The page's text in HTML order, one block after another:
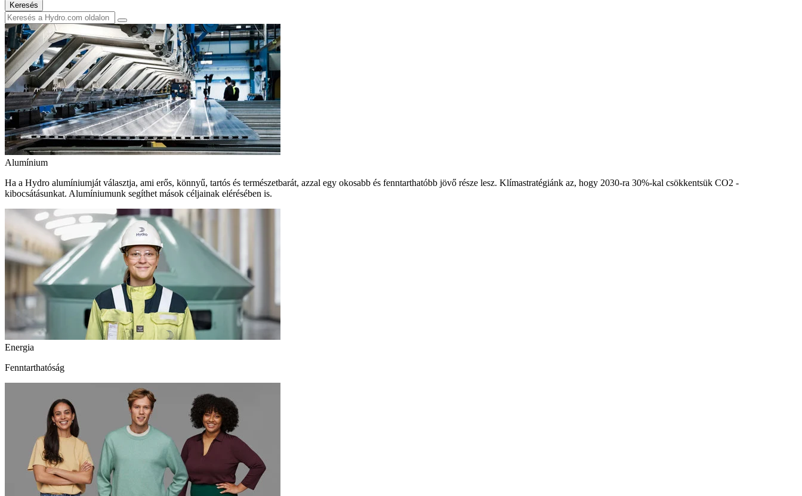
Keresés
Alumínium
Ha a Hydro alumíniumját választja, ami erős, könnyű, tartós és természetbarát, azzal egy okosabb és fenntarthatóbb jövő része lesz. Klímastratégiánk az, hogy 2030-ra 30%-kal csökkentsük CO2 -
kibocsátásunkat. Alumíniumunk segíthet mások céljainak elérésében is.
Energia
Fenntarthatóság